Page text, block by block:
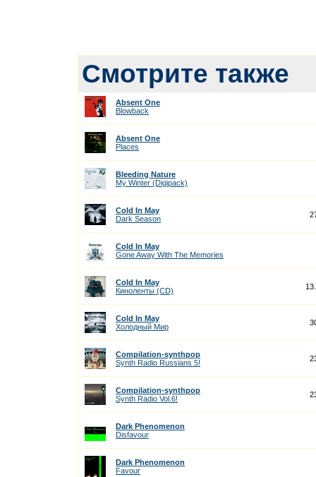
Смотрите также
Absent One
Blowback
Absent One
Places
Bleeding Nature
My Winter (Digipack)
Cold In May
Dark Season
Cold In May
Gone Away With The Memories
Cold In May
Киноленты (CD)
Cold In May
Холодный Мир
Compilation-synthpop
Synth Radio Russians 5!
Compilation-synthpop
Synth Radio Vol.6!
Dark Phenomenon
Disfavour
Dark Phenomenon
Favour